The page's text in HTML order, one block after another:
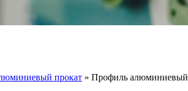
прокат » Профиль алюминиевый